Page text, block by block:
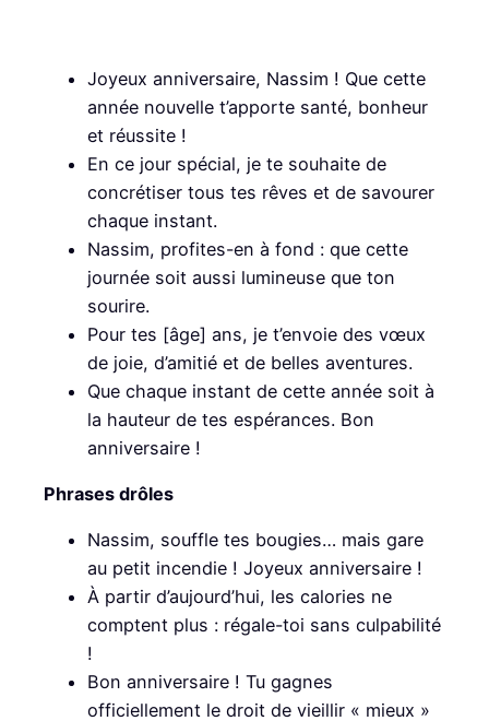
Joyeux anniversaire, Nassim ! Que cette
année nouvelle t’apporte santé, bonheur
et réussite !
En ce jour spécial, je te souhaite de
concrétiser tous tes rêves et de savourer
chaque instant.
Nassim, profites-en à fond : que cette
journée soit aussi lumineuse que ton
sourire.
Pour tes [âge] ans, je t’envoie des vœux
de joie, d’amitié et de belles aventures.
Que chaque instant de cette année soit à
la hauteur de tes espérances. Bon
anniversaire !
Phrases drôles
Nassim, souffle tes bougies… mais gare
au petit incendie ! Joyeux anniversaire !
À partir d’aujourd’hui, les calories ne
comptent plus : régale-toi sans culpabilité
!
Bon anniversaire ! Tu gagnes
officiellement le droit de vieillir « mieux »